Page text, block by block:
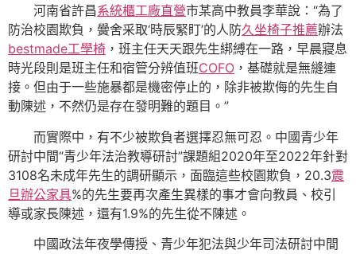
河南省許昌系統櫃工廠直營市某高中教員李華說：“為了
防治校園欺負，黌舍采取‘時辰緊盯’的人防久坐椅子推薦辦法
bestmade工學椅 ，班主任天天跟先生綁縛在一路，早晨寢息
時光段則是班主任和宿管分辨值班COFO ，基礎就是無縫連
接。但由于一些施暴都是機密停止的，除非被欺侮的先生自
動陳述，不然仍是存在發明難的題目。”
而實際中，有不少被欺負者選擇忍無可忍。中國青少年
研討中間“青少年法治教導研討”課題組2020年至2022年針對
3108名未成年先生的調研顯示，面臨這些校園欺負，20.3震
旦辦公家具%的先生要再次產生異樣的事才會向教員、校引
導或家長陳述，還有1.9%的先生從不陳述。
中國政法年夜學傳授、青少年犯法與少年司法研討中間